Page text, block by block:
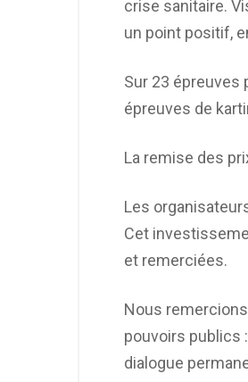
crise sanitaire.
un point positif,
Sur 23 épreuves
épreuves de
La remise des
Les
Cet
et remerciées.
Nous
pouvoirs publics
dialogue